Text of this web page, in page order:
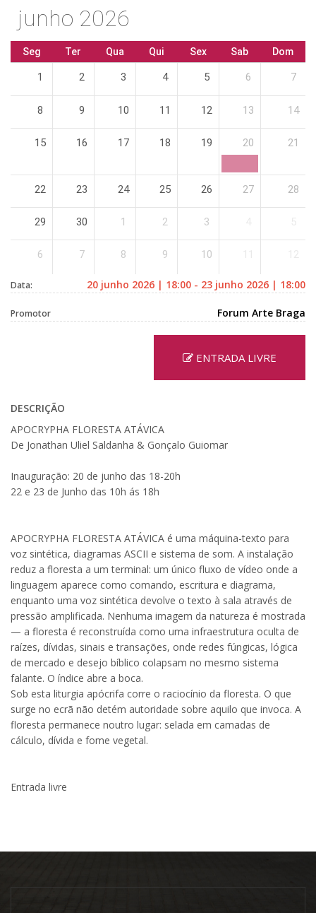
junho 2026
Seg Ter Qua Qui Sex Sab Dom
1 2 3 4 5 6 7
8 9 10 11 12 13 14
15 16 17 18 19 20 21
22 23 24 25 26 27 28
29 30 1 2 3
6 7 8 9 10
Data: 20 junho 2026 | 18:00 - 23 junho 2026 | 18:00
Promotor Forum Arte Braga
ENTRADA LIVRE
DESCRIÇÃO
APOCRYPHA FLORESTA ATÁVICA
De Jonathan Uliel Saldanha & Gonçalo Guiomar
Inauguração: 20 de junho das 18-20h
22 e 23 de Junho das 10h ás 18h
APOCRYPHA FLORESTA ATÁVICA é uma máquina-texto para
voz sintética, diagramas ASCII e sistema de som. A instalação
reduz a floresta a um terminal: um único fluxo de vídeo onde a
linguagem aparece como comando, escritura e diagrama,
enquanto uma voz sintética devolve o texto à sala através de
pressão amplificada. Nenhuma imagem da natureza é mostrada
— a floresta é reconstruída como uma infraestrutura oculta de
raízes, dívidas, sinais e transações, onde redes fúngicas, lógica
de mercado e desejo bíblico colapsam no mesmo sistema
falante. O índice abre a boca.
Sob esta liturgia apócrifa corre o raciocínio da floresta. O que
surge no ecrã não detém autoridade sobre aquilo que invoca. A
floresta permanece noutro lugar: selada em camadas de
cálculo, dívida e fome vegetal.
Entrada livre